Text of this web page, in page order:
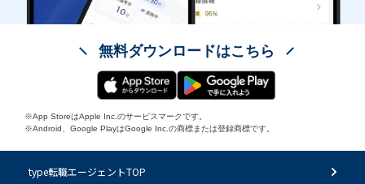
無料ダウンロードはこちら
※App StoreはApple Inc.のサービスマークです。
※Android、Google PlayはGoogle Inc.の商標または登録商標です。
type転職エージェントTOP